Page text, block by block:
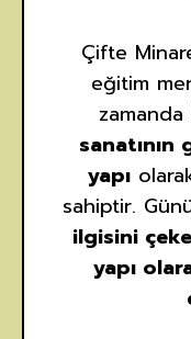
Çifte
eğitim
zamanda
yapı
sahiptir.
ilgisini
yapı